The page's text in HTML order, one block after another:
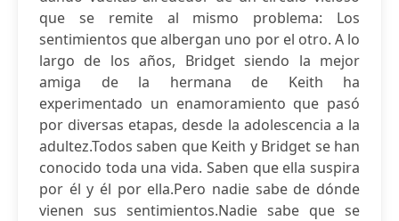
que se remite al mismo problema: Los
sentimientos que albergan uno por el otro. A lo
largo de los años, Bridget siendo la mejor
amiga de la hermana de Keith ha
experimentado un enamoramiento que pasó
por diversas etapas, desde la adolescencia a la
adultez.Todos saben que Keith y Bridget se han
conocido toda una vida. Saben que ella suspira
por él y él por ella.Pero nadie sabe de dónde
vienen sus sentimientos.Nadie sabe que se